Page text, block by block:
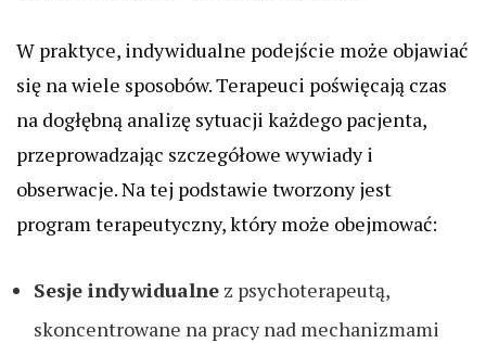
W praktyce, indywidualne podejście może objawiać
się na wiele sposobów. Terapeuci poświęcają czas
na dogłębną analizę sytuacji każdego pacjenta,
przeprowadzając szczegółowe wywiady i
obserwacje. Na tej podstawie tworzony jest
program terapeutyczny, który może obejmować:
Sesje indywidualne z psychoterapeutą,
skoncentrowane na pracy nad mechanizmami